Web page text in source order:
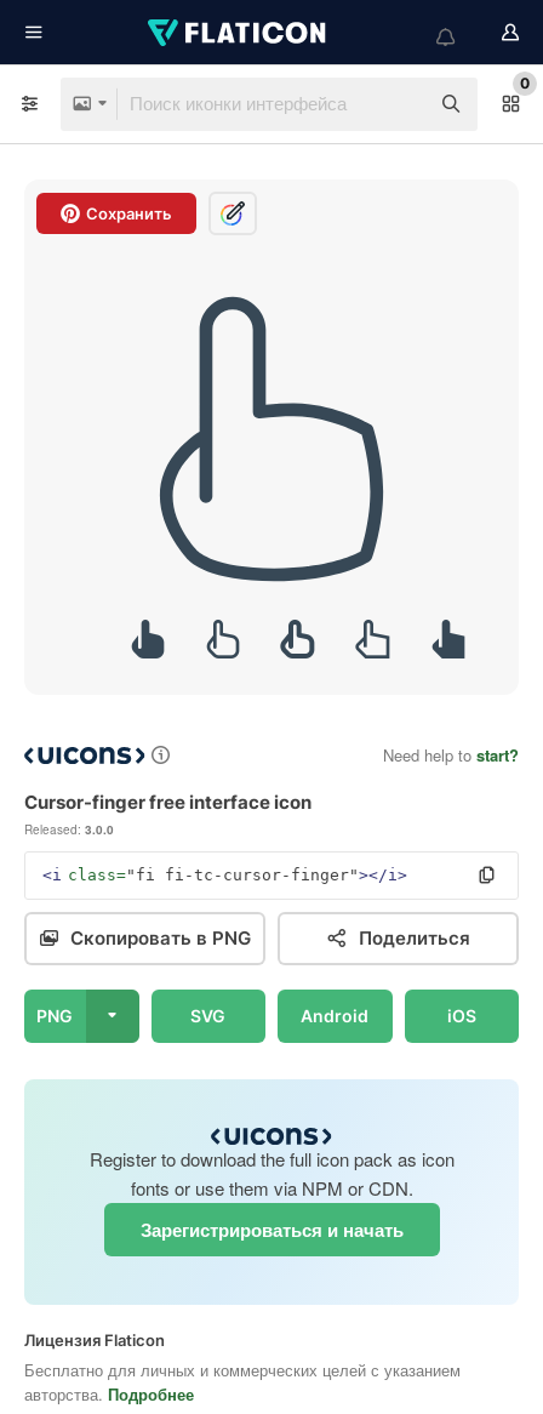
0
Сохранить
Need help to start?
Cursor-finger free interface icon
Released: 3.0.0
<i class="fi fi-tc-cursor-finger"></i>
Скопировать в PNG Поделиться
PNG SVG Android iOS
Register to download the full icon pack as icon
fonts or use them via NPM or CDN.
Зарегистрироваться и начать
Лицензия Flaticon
Бесплатно для личных и коммерческих целей с указанием
авторства. Подробнее